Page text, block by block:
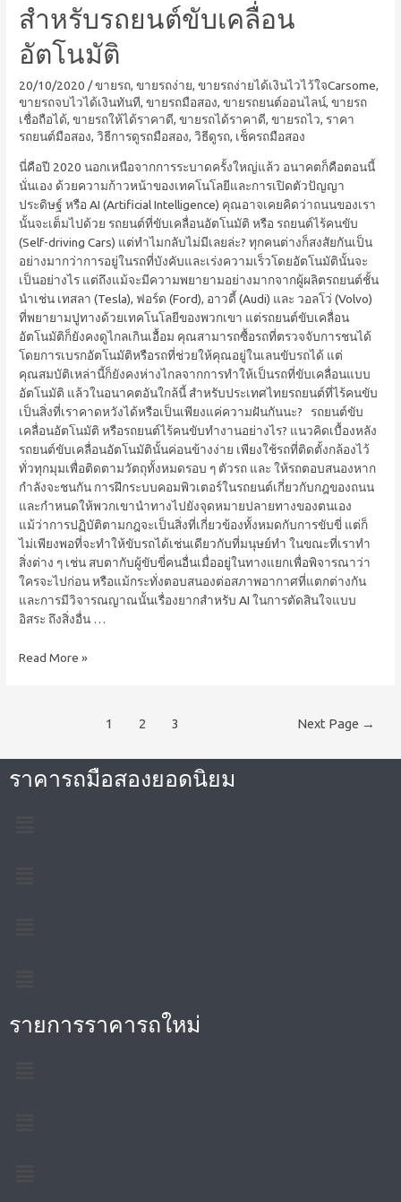
สำหรับรถยนต์ขับเคลื่อน
อัตโนมัติ
20/10/2020 /ขายรถ,ขายรถง่าย,ขายรถง่ายได้เงินไวไว้ใจCarsome,
ขายรถจบไวได้เงินทันที,ขายรถมือสอง,ขายรถยนต์ออนไลน์,ขายรถ
เชื่อถือได้,ขายรถให้ได้ราคาดี,ขายรถได้ราคาดี,ขายรถไว,ราคา
รถยนต์มือสอง,วิธีการดูรถมือสอง,วิธีดูรถ, เช็ครถมือสอง
นี่คือปี 2020 นอกเหนือจากการระบาดครั้งใหญ่แล้ว อนาคตก็คือตอนนี้
นั่นเอง ด้วยความก้าวหน้าของเทคโนโลยีและการเปิดตัวปัญญา
ประดิษฐ์ หรือ AI (Artificial Intelligence) คุณอาจเคยคิดว่าถนนของเรา
นั้นจะเต็มไปด้วย รถยนต์ที่ขับเคลื่อนอัตโนมัติ หรือ รถยนต์ไร้คนขับ
(Self-driving Cars) แต่ทำไมกลับไม่มีเลยล่ะ? ทุกคนต่างก็สงสัยกันเป็น
อย่างมากว่าการอยู่ในรถที่บังคับและเร่งความเร็วโดยอัตโนมัตินั้นจะ
เป็นอย่างไร แต่ถึงแม้จะมีความพยายามอย่างมากจากผู้ผลิตรถยนต์ชั้น
นำเช่น เทสลา (Tesla), ฟอร์ด (Ford), อาวดี้ (Audi) และ วอลโว่ (Volvo)
ที่พยายามปูทางด้วยเทคโนโลยีของพวกเขา แต่รถยนต์ขับเคลื่อน
อัตโนมัติก็ยังคงดูไกลเกินเอื้อม คุณสามารถซื้อรถที่ตรวจจับการชนได้
โดยการเบรกอัตโนมัติหรือรถที่ช่วยให้คุณอยู่ในเลนขับรถได้ แต่
คุณสมบัติเหล่านี้ก็ยังคงห่างไกลจากการทำให้เป็นรถที่ขับเคลื่อนแบบ
อัตโนมัติ แล้วในอนาคตอันใกล้นี้ สำหรับประเทศไทยรถยนต์ที่ไร้คนขับ
เป็นสิ่งที่เราคาดหวังได้หรือเป็นเพียงแค่ความฝันกันนะ? รถยนต์ขับ
เคลื่อนอัตโนมัติ หรือรถยนต์ไร้คนขับทำงานอย่างไร? แนวคิดเบื้องหลัง
รถยนต์ขับเคลื่อนอัตโนมัตินั้นค่อนข้างง่าย เพียงใช้รถที่ติดตั้งกล้องไว้
ทั่วทุกมุมเพื่อติดตามวัตถุทั้งหมดรอบ ๆ ตัวรถ และ ให้รถตอบสนองหาก
กำลังจะชนกัน การฝึกระบบคอมพิวเตอร์ในรถยนต์เกี่ยวกับกฎของถนน
และกำหนดให้พวกเขานำทางไปยังจุดหมายปลายทางของตนเอง
แม้ว่าการปฏิบัติตามกฎจะเป็นสิ่งที่เกี่ยวข้องทั้งหมดกับการขับขี่ แต่ก็
ไม่เพียงพอที่จะทำให้ขับรถได้เช่นเดียวกับที่มนุษย์ทำ ในขณะที่เราทำ
สิ่งต่าง ๆ เช่น สบตากับผู้ขับขี่คนอื่นเมื่ออยู่ในทางแยกเพื่อพิจารณาว่า
ใครจะไปก่อน หรือแม้กระทั่งตอบสนองต่อสภาพอากาศที่แตกต่างกัน
และการมีวิจารณญาณนั้นเรื่องยากสำหรับ AI ในการตัดสินใจแบบ
อิสระ ถึงสิ่งอื่น …
Read More »
1 2 3 Next Page →
ราคารถมือสองยอดนิยม
รายการราคารถใหม่